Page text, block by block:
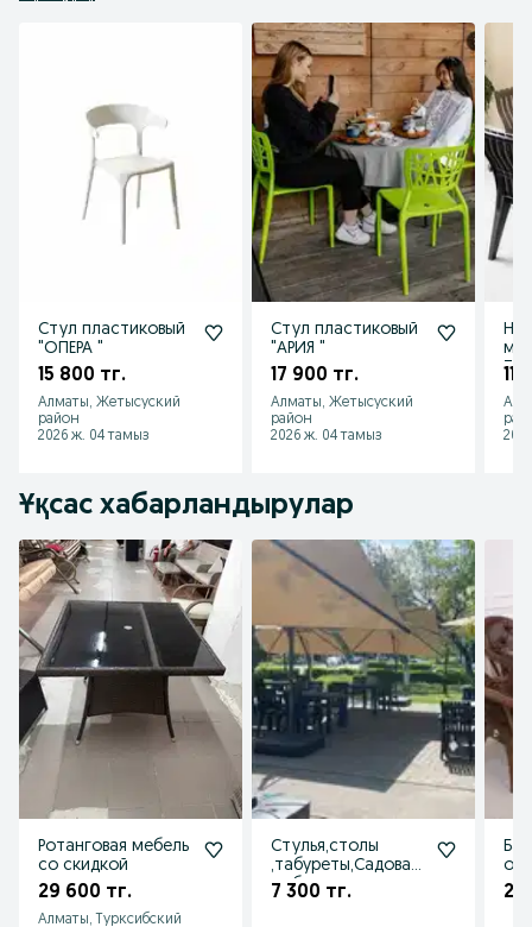
Стул пластиковый
"ОПЕРА "
15 800 тг.
Алматы, Жетысуский
район
2026 ж. 04 тамыз
Стул пластиковый
"АРИЯ "
17 900 тг.
Алматы, Жетысуский
район
2026 ж. 04 тамыз
Ұқсас хабарландырулар
Ротанговая мебель
со скидкой
29 600 тг.
Алматы, Турксибский
Стулья,столы
,табуреты,Садовая
мебель
7 300 тг. 21